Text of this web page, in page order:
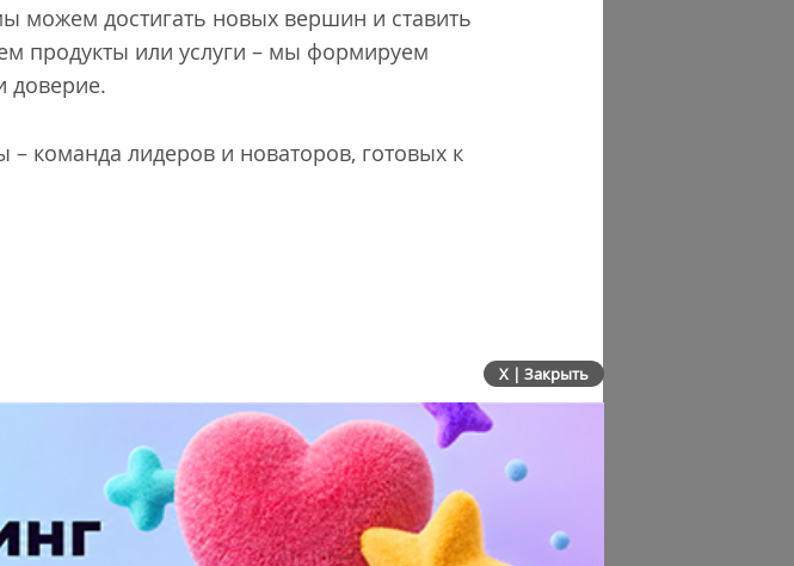
можем достигать новых вершин и ставить
продукты или услуги – мы формируем
доверие.
команда лидеров и новаторов, готовых к
X | Закрыть